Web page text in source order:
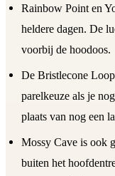
Rainbow Point en
heldere dagen. De
voorbij de hoodoos.
De Bristlecone
parelkeuze als je
plaats van nog een
Mossy Cave is ook
buiten het